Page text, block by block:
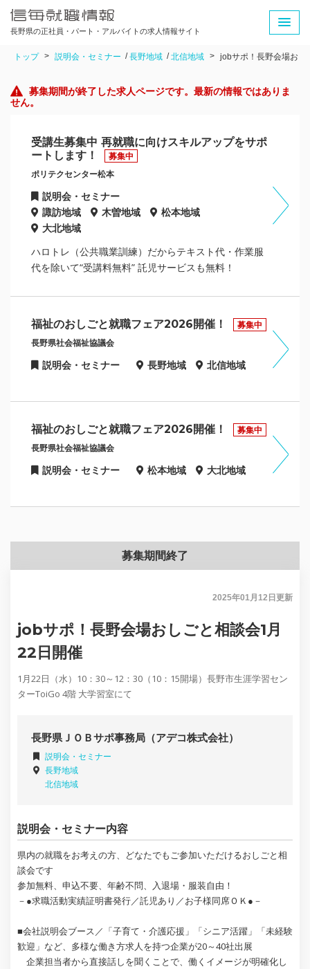
長野県の正社員・パート・アルバイトの求人情報サイト
トップ 説明会・セミナー 長野地域 北信地域 jobサポ！長野会場おし
募集期間が終了した求人ページです。最新の情報ではありま
せん。
受講生募集中 再就職に向けスキルアップをサポ
ートします！
募集中
ポリテクセンター松本
説明会・セミナー
諏訪地域
木曽地域
松本地域
大北地域
ハロトレ（公共職業訓練）だからテキスト代・作業服
代を除いて“受講料無料” 託児サービスも無料！
福祉のおしごと就職フェア2026開催！ 募集中
長野県社会福祉協議会
説明会・セミナー 長野地域 北信地域
福祉のおしごと就職フェア2026開催！ 募集中
長野県社会福祉協議会
説明会・セミナー 松本地域 大北地域
募集期間終了
2025年01月12日 更新
jobサポ！長野会場おしごと相談会1月
22日開催
1月22日（水）10：30～12：30（10：15開場）長野市生涯学習セン
ターToiGo 4階 大学習室にて
長野県ＪＯＢサポ事務局（アデコ株式会社）
説明会・セミナー
長野地域
北信地域
説明会・セミナー内容
県内の就職をお考えの方、どなたでもご参加いただけるおしごと相
談会です
参加無料、申込不要、年齢不問、入退場・服装自由！
－●求職活動実績証明書発行／託児あり／お子様同席ＯＫ●－
■会社説明会ブース／「子育て・介護応援」「シニア活躍」「未経験
歓迎」など、多様な働き方求人を持つ企業が20～40社出展
企業担当者から直接話しを聞くことで、働くイメージが明確化し